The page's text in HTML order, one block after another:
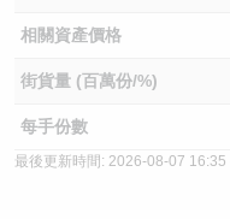
相關資產價格
街貨量 (百萬份/%)
每手份數
最後更新時間: 2026-08-07 16:35